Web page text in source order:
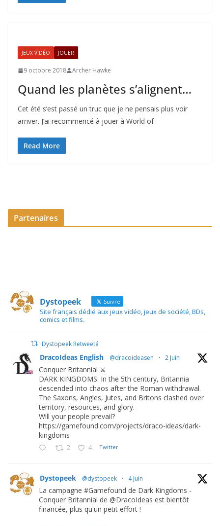
JEUX VIDÉO JOUER
9 octobre 2018 Archer Hawke
Quand les planètes s’alignent…
Cet été s’est passé un truc que je ne pensais plus voir
arriver. J’ai recommencé à jouer à World of
Read More
Partenaires
Dystopeek Suivre
Site français dédié aux jeux vidéo, jeux de société, BDs,
comics et films.
Dystopeek Retweeté
DracoIdeas English @dracoideasen · 2 Juin
Conquer Britannia! ⚔️
DARK KINGDOMS: In the 5th century, Britannia
descended into chaos after the Roman withdrawal.
The Saxons, Angles, Jutes, and Britons clashed over
territory, resources, and glory.
Will your people prevail?
https://gamefound.com/projects/draco-ideas/dark-
kingdoms
2 4 Twitter
Dystopeek @dystopeek · 4 Juin
La campagne #Gamefound de Dark Kingdoms -
Conquer Britannia! de @DracoIdeas est bientôt
financée, plus qu'un petit effort !